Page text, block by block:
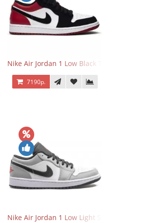
Nike Air Jordan 1 Low Black Toe
7190р.
Nike Air Jordan 1 Low Light Smoke Grey